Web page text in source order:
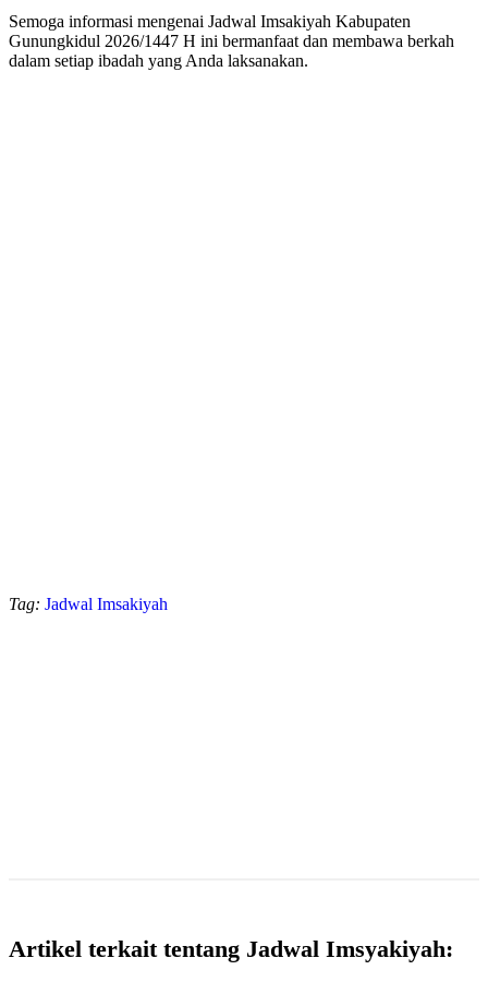
Semoga informasi mengenai Jadwal Imsakiyah Kabupaten
Gunungkidul 2026/1447 H ini bermanfaat dan membawa berkah
dalam setiap ibadah yang Anda laksanakan.
Tag: Jadwal Imsakiyah
Artikel terkait tentang Jadwal Imsyakiyah: